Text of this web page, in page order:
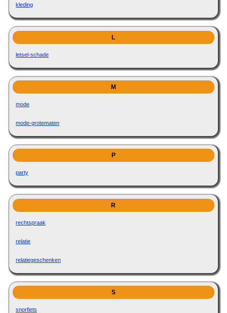
kleding
L
letsel-schade
M
mode
mode-grotematen
P
party
R
rechtspraak
relatie
relatiegeschenken
S
snorfiets